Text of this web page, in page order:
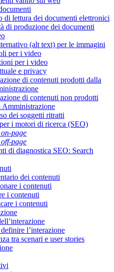
di lettura dei documenti elettronici
di produzione dei documenti
(alt text) per le immagini
per i video
per i video
e privacy
di contenuti prodotti dalla
di contenuti non prodotti
Amministrazione
dei soggetti ritratti
i motori di ricerca (SEO)
on-page
off-page
di diagnostica SEO: Search
dei contenuti
i contenuti
i contenuti
i contenuti
l’interazione
tra scenari e user stories